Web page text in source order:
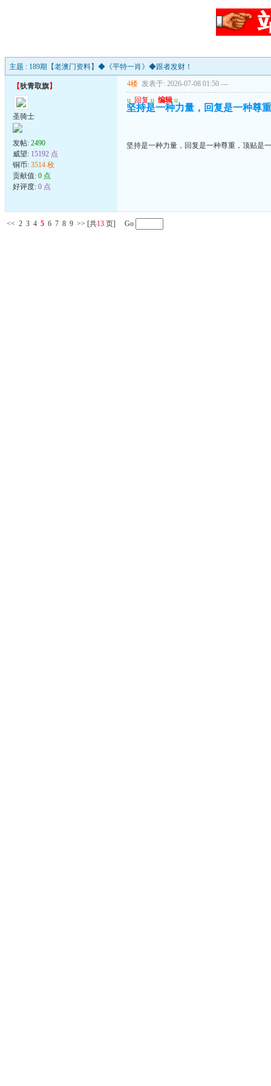
主题 : 189期【老澳门资料】◆《平特一肖》◆跟者发财！
【狄青取旗】
圣骑士
发帖: 2490
威望: 15192 点
铜币: 3514 枚
贡献值: 0 点
好评度: 0 点
4楼 发表于: 2026-07-08 01:50 ---
u 回复 u 编辑 u
坚持是一种力量，回复是一种尊
坚持是一种力量，回复是一种尊重，顶贴是
<< 2 3 4 5 6 7 8 9 >> [共13 页] Go